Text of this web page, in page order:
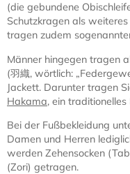
(die gebundene
Schutzkragen als
tragen zudem
Männer hingegen tragen
(羽織, wörtlich:
Jackett. Darunter tragen
Hakama, ein traditionelles
Bei der Fußbekleidung
Damen und Herren
werden Zehensocken
(Zori) getragen.